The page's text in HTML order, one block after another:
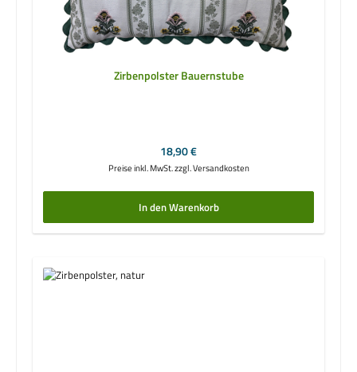
Zirbenpolster Bauernstube
Regulärer Preis:
18,90 €
Preise inkl. MwSt. zzgl. Versandkosten
In den Warenkorb